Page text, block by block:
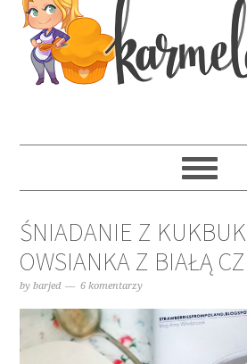
ŚNIADANIE Z
OWSIANKA Z BIAŁĄ
bybarjed 6 komentarzy